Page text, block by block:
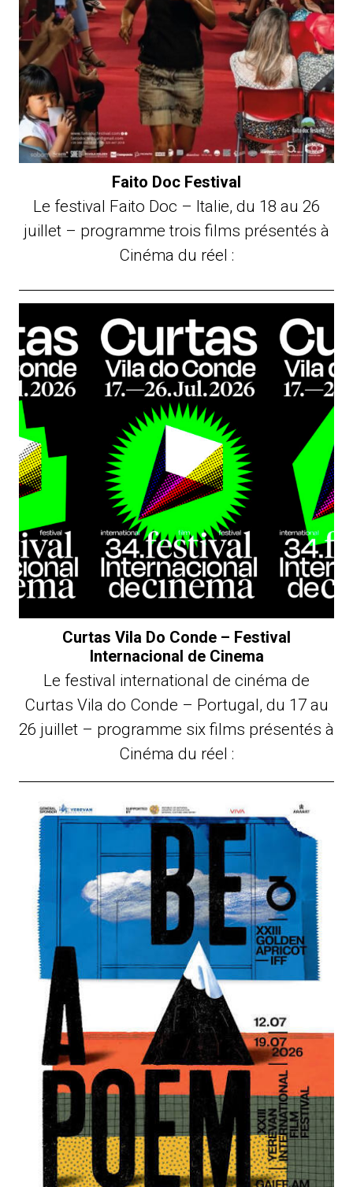
Faito Doc Festival
Le festival Faito Doc – Italie, du 18 au 26
juillet – programme trois films présentés à
Cinéma du réel :
Curtas Vila Do Conde – Festival
Internacional de Cinema
Le festival international de cinéma de
Curtas Vila do Conde – Portugal, du 17 au
26 juillet – programme six films présentés à
Cinéma du réel :